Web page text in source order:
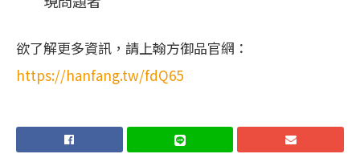
欲了解更多資訊，請上翰方御品官網：
https://hanfang.tw/fdQ65